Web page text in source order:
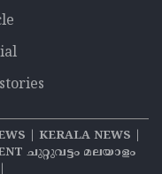
| KERALA NEWS |
ചുറ്റുവട്ടം മലയാളം